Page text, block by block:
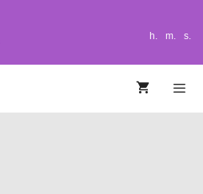
h. m. s.